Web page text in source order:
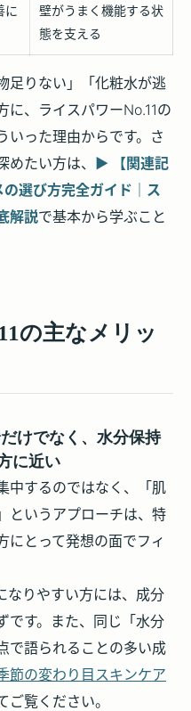
に
壁がうまく機能する状
態を支える
足りない」「化粧水が逃
に、ライスパワーNo.11の
いった理由からです。さ
たい方は、 ▶ 【関連記
選び方完全ガイド｜ス
解説で基本から学ぶこと
の主なメリッ
けでなく、水分保持
に近い
中するのではなく、「肌
というアプローチは、特
にとって発想の面でフィ
なりやすい方には、成分
です。また、同じ「水分
で語られることの多い成
節の変わり目スキンケア
ご覧ください。